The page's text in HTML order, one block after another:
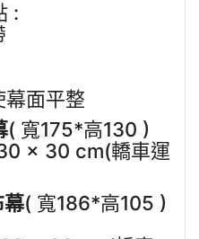
:
面平整
( 寬175*高130 )
x 30 cm(轎車運
幕( 寬186*高105 )